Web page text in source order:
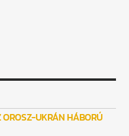
OROSZ-UKRÁN HÁBORÚ